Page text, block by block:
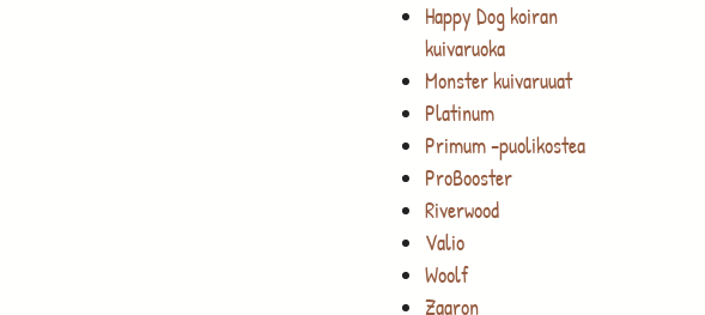
Happy Dog koiran
kuivaruoka
Monster kuivaruuat
Platinum
Primum -puolikostea
ProBooster
Riverwood
Valio
Woolf
Zaaron